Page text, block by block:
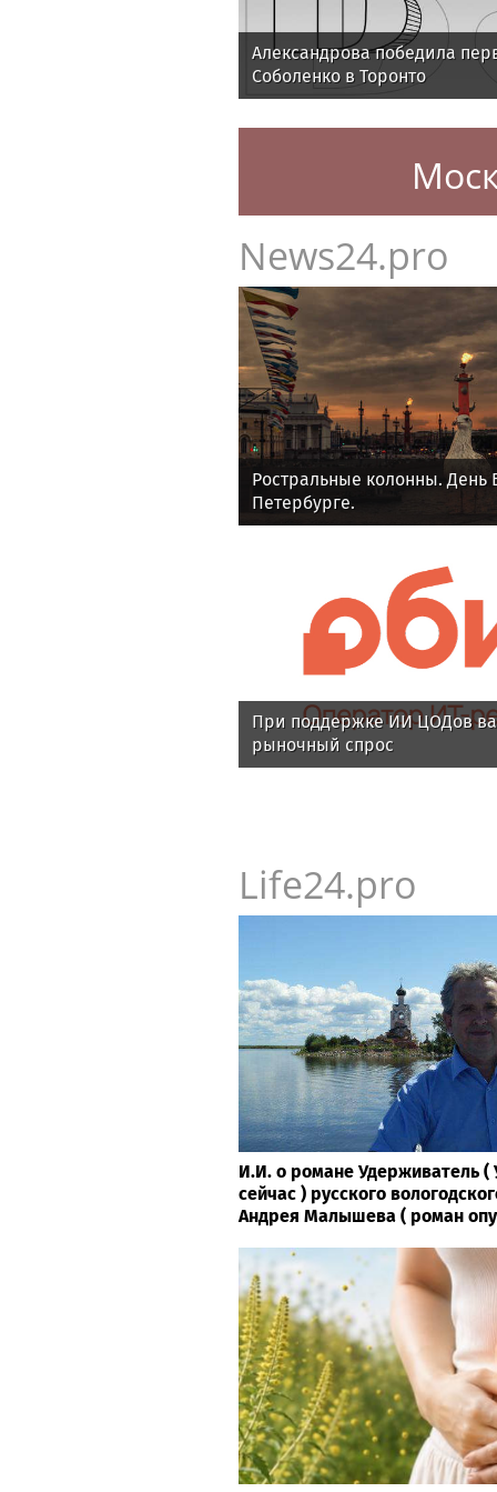
Александрова победила
Соболенко в Торонто
News24.pro
Ростральные колонны. День
Петербурге.
При поддержке ИИ ЦОДов
рыночный спрос
Life24.pro
И.И. о романе Удерживатель
сейчас ) русского
Андрея Малышева ( роман